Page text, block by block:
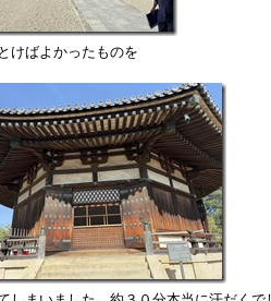
けばよかったものを